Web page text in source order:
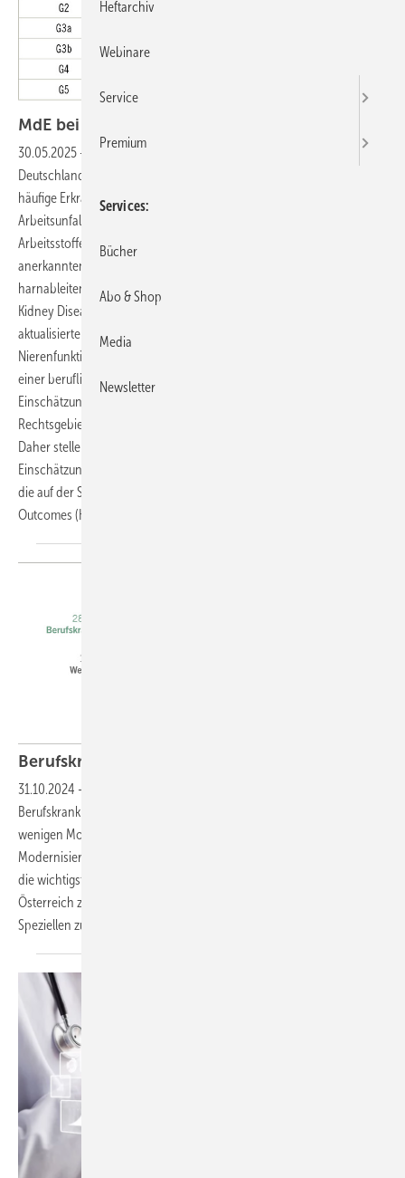
MdE bei
30.05.2025 -
Eine Nierenfunktionsstörung (Niereninsuffizienz) ist in
Deutschland mit rund 10–13 % in der Allgemeinbevölkerung eine
häufige Erkrankung. Sie kann unter anderem Folge eines
Arbeitsunfalls, einer beruflichen Exposition gegen nierentoxische
Arbeitsstoffe oder Therapiefolge bei einer als Berufskrankheit
anerkannten Erkrankung zum Beispiel einem Tumor der
harnableitenden Wege sein. Seit vielen Jahren liegt eine von der
Kidney Disease Improving Global Outcomes (KDIGO) publizierte,
aktualisierte und allgemein anerkannte Stadieneinteilung der
Nierenfunktionsstörung vor. Bislang wurden jedoch für die Bewertung
einer beruflich bedingten Nierenfunktionsstörung keine Werte zur
Einschätzung der Minderung der Erwerbsfähigkeit (MdE) für das
Rechtsgebiet der gesetzlichen Unfallversicherungen (GUV) publiziert.
Daher stellen die Autorinnen und Autoren eine MdE-Tabelle zur
Einschätzung einer beruflich bedingten Nierenfunktionsstörung vor,
die auf der Stadieneinteilung der Kidney Disease Improving Global
Outcomes (KDIGO)
Berufskrankheitengeschehen in
31.10.2024 -
Berufskrankheitenrecht gibt es viele Ähnlichkeiten. Das erst vor
wenigen Monaten in Kraft getretene Berufskrankheiten-
Modernisierungs-Gesetz wird im Folgenden zum Anlass genommen,
die wichtigsten gesetzlichen Grundlagen und Neuerungen in
Österreich zu beschreiben und über einige Berufskrankheiten im
Speziellen zu
Heftarchiv
Webinare
Service
Premium
Services
Bücher
Abo & Shop
Media
Newsletter